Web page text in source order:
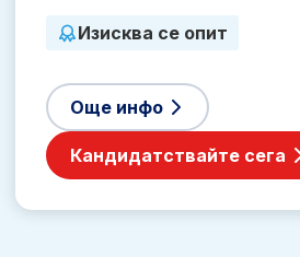
Изисква се опит
Още инфо
Кандидатствайте сега